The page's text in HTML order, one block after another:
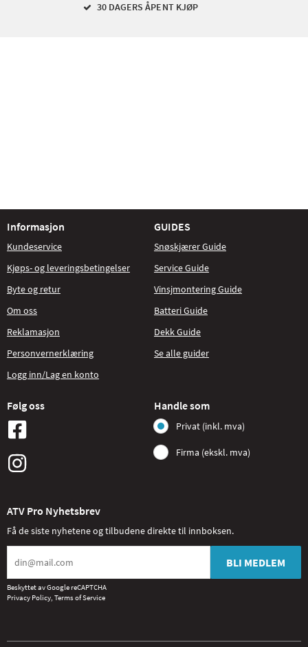
30 DAGERS ÅPENT KJØP
Informasjon
Kundeservice
Kjøps- og leveringsbetingelser
Byte og retur
Om oss
Reklamasjon
Personvernerklæring
Logg inn/Lag en konto
GUIDES
Snøskjærer Guide
Service Guide
Vinsjmontering Guide
Batteri Guide
Dekk Guide
Se alle guider
Følg oss Handle som
Privat (inkl. mva)
Firma (ekskl. mva)
ATV Pro Nyhetsbrev
Få de siste nyhetene og tilbudene direkte til innboksen.
BLI MEDLEM
Beskyttet av Google reCAPTCHA
Privacy Policy, Terms of Service